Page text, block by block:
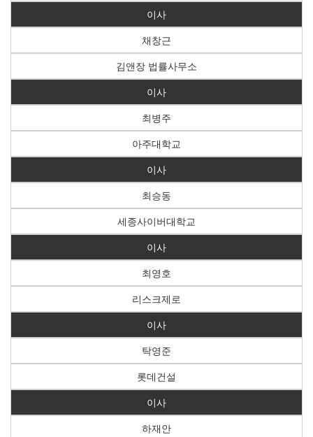
이사
채창근
김앤장 법률사무소
이사
최병주
아주대학교
이사
최승동
세종사이버대학교
이사
최영호
리스크제로
이사
탁영준
롯데건설
이사
하재안